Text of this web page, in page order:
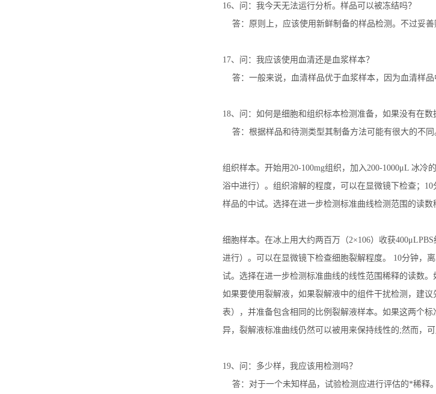
16、问：我今天无法运行分析。样品可以被冻结吗？
答：原则上，应该使用新鲜制备的样品检测。不过妥
17、问：我应该使用血清还是血浆样本？
答：一般来说，血清样品优于血浆样本，因为血清样
18、问：如何是细胞和组织标本检测准备，如果没有在数
答：根据样品和待测类型其制备方法可能有很大的不
组织样本。开始用20-100mg组织，加入200-1000μL 冰冷的
浴中进行）。组织溶解的程度，可以在显微镜下检查； 10
样品的中试。选择在进一步检测标准曲线检测范围的读
细胞样本。在冰上用大约两百万（2×106）收获400μLPBS
进行）。可以在显微镜下检查细胞裂解程度。
10分钟，
试。选择在进一步检测标准曲线的线性范围稀释的读数
如果要使用裂解液，如果裂解液中的组件干扰检测，建
表），并准备包含相同的比例裂解液样本。如果这两个
异，裂解液标准曲线仍然可以被用来保持线性的;然而，
19、问：多少样，我应该用检测吗？
答：对于一个未知样品，试验检测应进行评估的*稀释